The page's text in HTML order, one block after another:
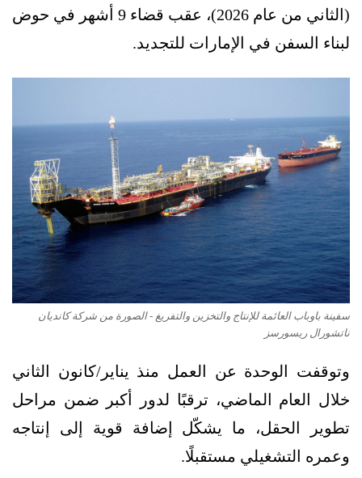
(الثاني من عام 2026)، عقب قضاء 9 أشهر في حوض
لبناء السفن في الإمارات للتجديد.
سفينة باوباب العائمة للإنتاج والتخزين والتفريغ - الصورة من شركة كانديان
ناتشورال ريسورسز
وتوقفت الوحدة عن العمل منذ يناير/كانون الثاني
خلال العام الماضي، ترقبًا لدور أكبر ضمن مراحل
تطوير الحقل، ما يشكّل إضافة قوية إلى إنتاجه
وعمره التشغيلي مستقبلًا.